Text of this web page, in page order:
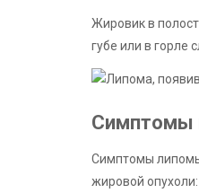
Жировик в
губе или в горле
Симптомы
Симптомы
жировой опухоли: